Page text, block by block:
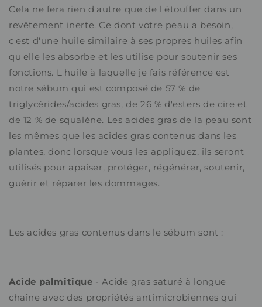
Cela ne fera rien d'autre que de l'étouffer dans un
revêtement inerte. Ce dont votre peau a besoin,
c'est d'une huile similaire à ses propres huiles afin
qu'elle les absorbe et les utilise pour soutenir ses
fonctions. L'huile à laquelle je fais référence est
notre sébum qui est composé de 57 % de
triglycérides/acides gras, de 26 % d'esters de cire et
de 12 % de squalène. Les acides gras de la peau sont
les mêmes que les acides gras contenus dans les
plantes, donc lorsque vous les appliquez, ils seront
utilisés pour apaiser, protéger, régénérer, soutenir,
guérir et réparer les dommages.
Les acides gras contenus dans le sébum sont :
Acide palmitique - Acide gras saturé à longue
chaîne avec des propriétés antimicrobiennes qui